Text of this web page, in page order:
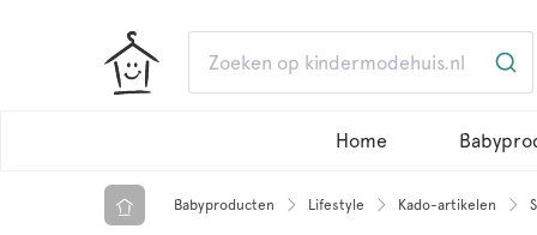
Home
Babyproducten Lifestyle Kado-artikelen